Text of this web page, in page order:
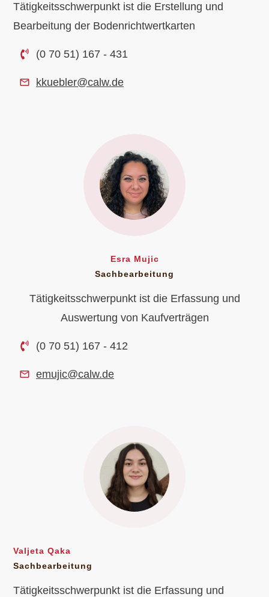
Tätigkeitsschwerpunkt ist die Erstellung und
Bearbeitung der Bodenrichtwertkarten
(0 70 51) 167 - 431
kkuebler@calw.de
Esra Mujic
Sachbearbeitung
Tätigkeitsschwerpunkt ist die Erfassung und
Auswertung von Kaufverträgen
(0 70 51) 167 - 412
emujic@calw.de
Valjeta Qaka
Sachbearbeitung
Tätigkeitsschwerpunkt ist die Erfassung und